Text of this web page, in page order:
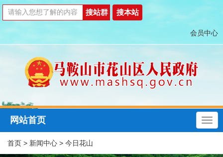
会员中心
网站首页
首页 > 新闻中心 > 今日花山